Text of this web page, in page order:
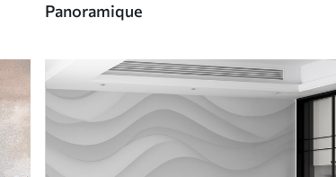
Panoramique